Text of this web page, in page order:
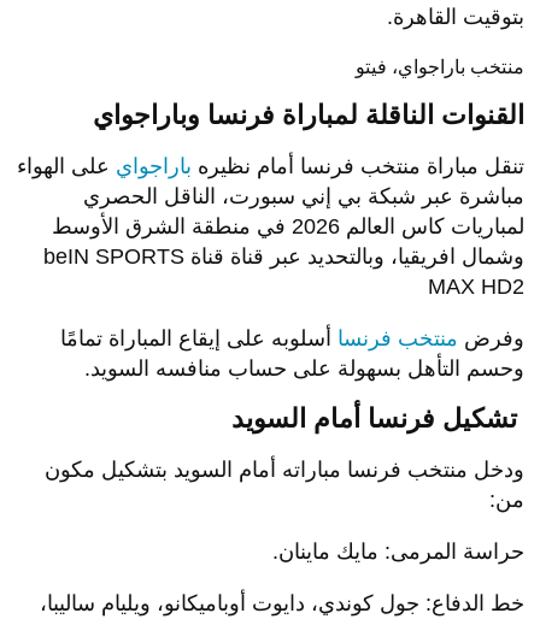
بتوقيت القاهرة.
منتخب باراجواي، فيتو
القنوات الناقلة لمباراة فرنسا وباراجواي
تنقل مباراة منتخب فرنسا أمام نظيره باراجواي على الهواء
مباشرة عبر شبكة بي إني سبورت، الناقل الحصري
لمباريات كاس العالم 2026 في منطقة الشرق الأوسط
وشمال افريقيا، وبالتحديد عبر قناة قناة beIN SPORTS
MAX HD2
وفرض منتخب فرنسا أسلوبه على إيقاع المباراة تمامًا
وحسم التأهل بسهولة على حساب منافسه السويد.
تشكيل فرنسا أمام السويد
ودخل منتخب فرنسا مباراته أمام السويد بتشكيل مكون
من:
حراسة المرمى: مايك ماينان.
خط الدفاع: جول كوندي، دايوت أوباميكانو، ويليام ساليبا،